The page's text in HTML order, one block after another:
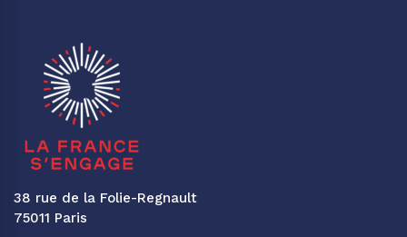
38 rue de la Folie-Regnault
75011 Paris